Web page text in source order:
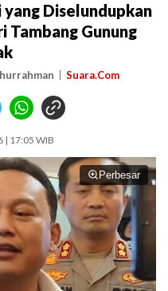
Diselundupkan
Tambang Gunung
Suara.Com
| 17:05 WIB
Perbesar